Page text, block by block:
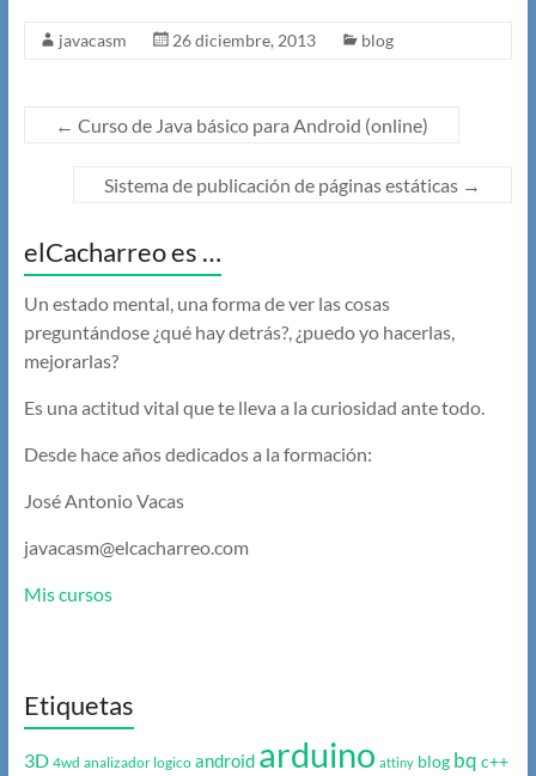
javacasm 26 diciembre, 2013 blog
← Curso de Java básico para Android (online)
Sistema de publicación de páginas estáticas →
elCacharreo es …
Un estado mental, una forma de ver las cosas
preguntándose ¿qué hay detrás?, ¿puedo yo hacerlas,
mejorarlas?
Es una actitud vital que te lleva a la curiosidad ante todo.
Desde hace años dedicados a la formación:
José Antonio Vacas
javacasm@elcacharreo.com
Mis cursos
Etiquetas
3D 4wd analizador logico android arduino attiny blog bq c++